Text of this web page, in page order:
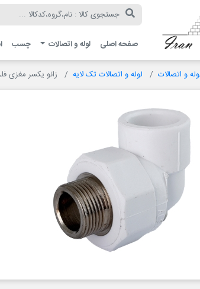
صفحه اصلی لوله و اتصالات چسب
و اتصالات لوله و اتصالات تک لایه زانو یکسر مغزی